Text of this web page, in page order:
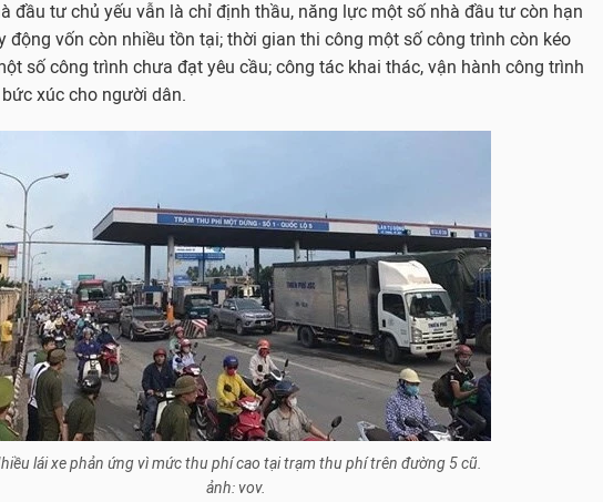
đầu tư chủ yếu vẫn là chỉ định thầu, năng lực một số nhà đầu tư còn hạn
động vốn còn nhiều tồn tại; thời gian thi công một số công trình còn kéo
số công trình chưa đạt yêu cầu; công tác khai thác, vận hành công trình
xúc cho người dân.
lái xe phản ứng vì mức thu phí cao tại trạm thu phí trên đường 5 cũ.
ảnh: vov.